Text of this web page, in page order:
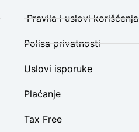
Pravila i uslovi korišćenja
Polisa privatnosti
Uslovi isporuke
Plaćanje
Tax Free